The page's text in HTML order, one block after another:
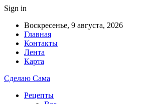
Sign in
Воскресенье, 9 августа, 2026
Главная
Контакты
Лента
Карта
Сделаю Сама
Рецепты